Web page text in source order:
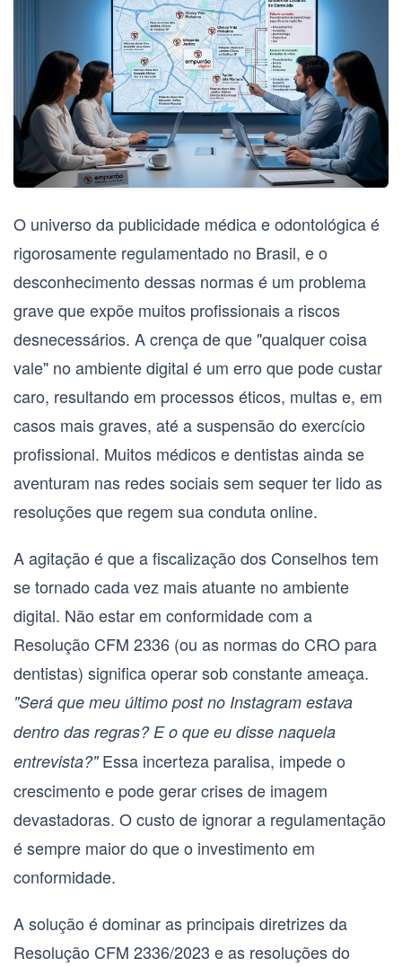
O universo da publicidade médica e odontológica é
rigorosamente regulamentado no Brasil, e o
desconhecimento dessas normas é um problema
grave que expõe muitos profissionais a riscos
desnecessários. A crença de que "qualquer coisa
vale" no ambiente digital é um erro que pode custar
caro, resultando em processos éticos, multas e, em
casos mais graves, até a suspensão do exercício
profissional. Muitos médicos e dentistas ainda se
aventuram nas redes sociais sem sequer ter lido as
resoluções que regem sua conduta online.
A agitação é que a fiscalização dos Conselhos tem
se tornado cada vez mais atuante no ambiente
digital. Não estar em conformidade com a
Resolução CFM 2336 (ou as normas do CRO para
dentistas) significa operar sob constante ameaça.
"Será que meu último post no Instagram estava
dentro das regras? E o que eu disse naquela
entrevista?"Essa incerteza paralisa, impede o
crescimento e pode gerar crises de imagem
devastadoras. O custo de ignorar a regulamentação
é sempre maior do que o investimento em
conformidade.
A solução é dominar as principais diretrizes da
Resolução CFM 2336/2023 e as resoluções do